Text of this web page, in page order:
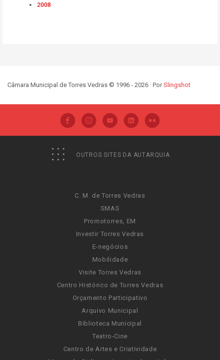
2008
Câmara Municipal de Torres Vedras © 1996 - 2026 · PorSlingshot
OUTROS SITES DA AUTARQUIA
C. M. de Torres Vedras
SMAS
Promotorres, EM
Investir Torres Vedras
E-negócios
Mobilidade
Visite Torres Vedras
Centro Histórico de Torres Vedras
Orçamento Participativo
Arquivo Municipal
Biblioteca Municipal
Teatro-Cine
Centro de Artes e Criatividade